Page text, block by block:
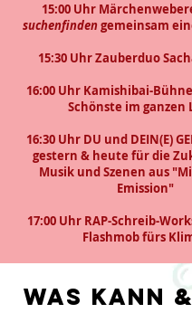
15:00 Uhr
suchenfindengemeinsam
15:30 Uhr Zauberduo
16:00 Uhr Kamishibai-
Schönste im ganzen
16:30 Uhr DU und DEIN(E)
gestern & heute für die
Musik und Szenen aus
Emission"
17:00 Uhr RAP-Schreib-
Flashmob fürs
WAS KANN